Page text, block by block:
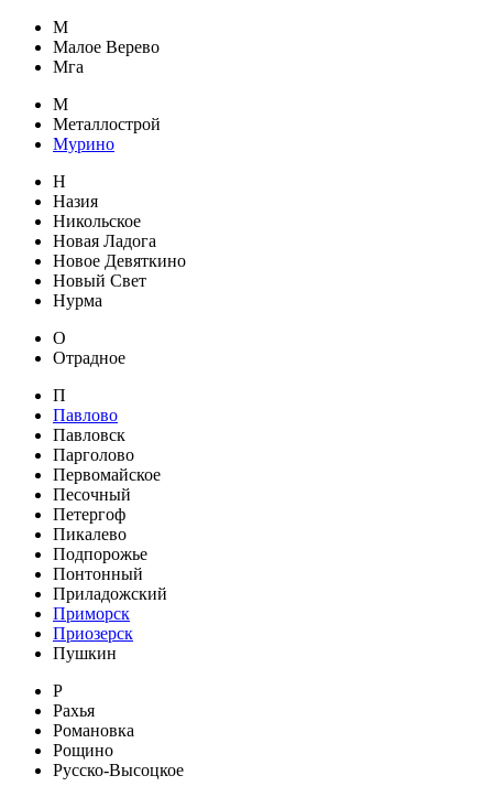
М
Малое Верево
Мга
М
Металлострой
Мурино
Н
Назия
Никольское
Новая Ладога
Новое Девяткино
Новый Свет
Нурма
О
Отрадное
П
Павлово
Павловск
Парголово
Первомайское
Песочный
Петергоф
Пикалево
Подпорожье
Понтонный
Приладожский
Приморск
Приозерск
Пушкин
Р
Рахья
Романовка
Рощино
Русско-Высоцкое